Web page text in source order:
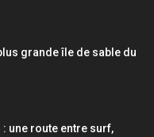
grande île de sable du
: une route entre surf,